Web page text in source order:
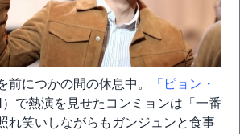
前につかの間の休息中。
「ピョン・
）で熱演を見せたコンミョンは「一番
れ笑いしながらもガンジュンと食事